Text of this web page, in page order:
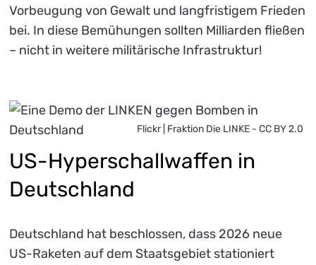
Vorbeugung von Gewalt und langfristigem Frieden
bei. In diese Bemühungen sollten Milliarden fließen
– nicht in weitere militärische Infrastruktur!
Flickr | Fraktion Die LINKE - CC BY 2.0
US-Hyperschallwaffen in
Deutschland
Deutschland hat beschlossen, dass 2026 neue
US-Raketen auf dem Staatsgebiet stationiert